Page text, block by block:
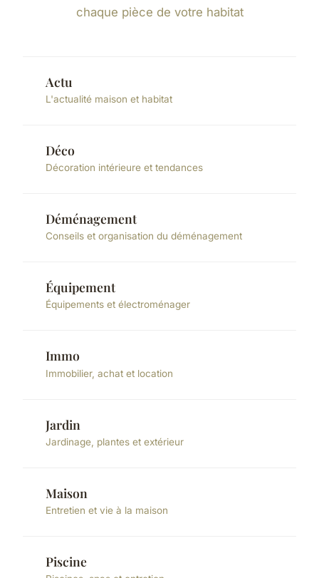
chaque pièce de votre habitat
Actu
L'actualité maison et habitat
Déco
Décoration intérieure et tendances
Déménagement
Conseils et organisation du déménagement
Équipement
Équipements et électroménager
Immo
Immobilier, achat et location
Jardin
Jardinage, plantes et extérieur
Maison
Entretien et vie à la maison
Piscine